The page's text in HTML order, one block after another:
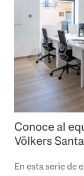
Conoce al
Völkers
En esta serie de